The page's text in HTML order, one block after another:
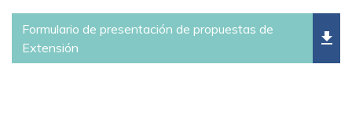
Formulario de presentación de propuestas de
Extensión
file_download